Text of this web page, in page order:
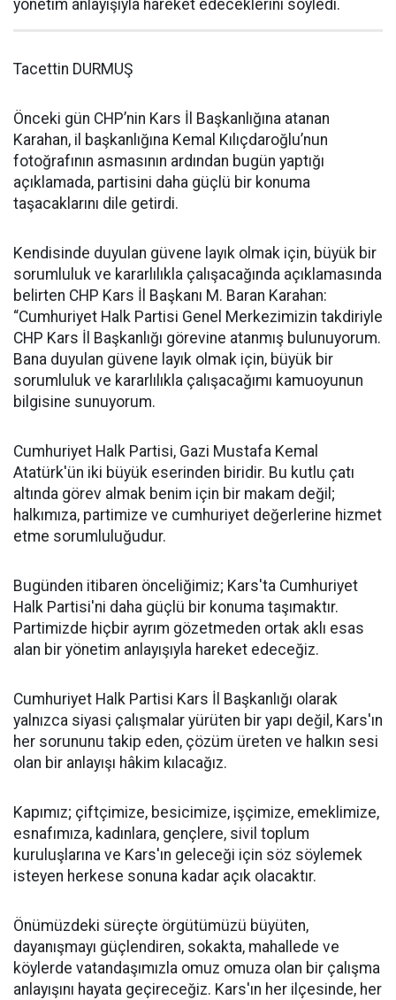
yönetim anlayışıyla hareket edeceklerini söyledi.
Tacettin DURMUŞ
Önceki gün CHP’nin Kars İl Başkanlığına atanan
Karahan, il başkanlığına Kemal Kılıçdaroğlu’nun
fotoğrafının asmasının ardından bugün yaptığı
açıklamada, partisini daha güçlü bir konuma
taşacaklarını dile getirdi.
Kendisinde duyulan güvene layık olmak için, büyük bir
sorumluluk ve kararlılıkla çalışacağında açıklamasında
belirten CHP Kars İl Başkanı M. Baran Karahan:
“Cumhuriyet Halk Partisi Genel Merkezimizin takdiriyle
CHP Kars İl Başkanlığı görevine atanmış bulunuyorum.
Bana duyulan güvene layık olmak için, büyük bir
sorumluluk ve kararlılıkla çalışacağımı kamuoyunun
bilgisine sunuyorum.
Cumhuriyet Halk Partisi, Gazi Mustafa Kemal
Atatürk'ün iki büyük eserinden biridir. Bu kutlu çatı
altında görev almak benim için bir makam değil;
halkımıza, partimize ve cumhuriyet değerlerine hizmet
etme sorumluluğudur.
Bugünden itibaren önceliğimiz; Kars'ta Cumhuriyet
Halk Partisi'ni daha güçlü bir konuma taşımaktır.
Partimizde hiçbir ayrım gözetmeden ortak aklı esas
alan bir yönetim anlayışıyla hareket edeceğiz.
Cumhuriyet Halk Partisi Kars İl Başkanlığı olarak
yalnızca siyasi çalışmalar yürüten bir yapı değil, Kars'ın
her sorununu takip eden, çözüm üreten ve halkın sesi
olan bir anlayışı hâkim kılacağız.
Kapımız; çiftçimize, besicimize, işçimize, emeklimize,
esnafımıza, kadınlara, gençlere, sivil toplum
kuruluşlarına ve Kars'ın geleceği için söz söylemek
isteyen herkese sonuna kadar açık olacaktır.
Önümüzdeki süreçte örgütümüzü büyüten,
dayanışmayı güçlendiren, sokakta, mahallede ve
köylerde vatandaşımızla omuz omuza olan bir çalışma
anlayışını hayata geçireceğiz. Kars'ın her ilçesinde, her